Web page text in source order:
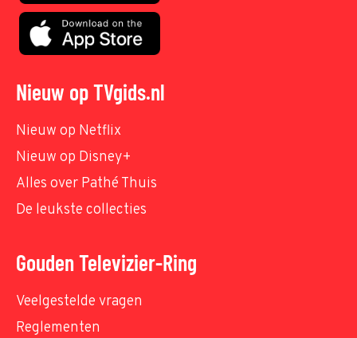
Nieuw op TVgids.nl
Nieuw op Netflix
Nieuw op Disney+
Alles over Pathé Thuis
De leukste collecties
Gouden Televizier-Ring
Veelgestelde vragen
Reglementen